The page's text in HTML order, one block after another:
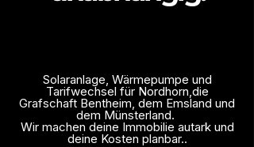
Solaranlage, Wärmepumpe und
Tarifwechsel für Nordhorn,die
Grafschaft Bentheim, dem Emsland und
dem Münsterland.
Wir machen deine Immobilie autark und
deine Kosten planbar..